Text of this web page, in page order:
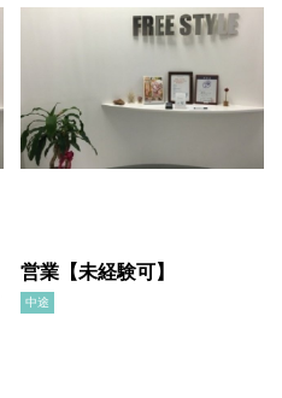
営業【未経験可】
中途